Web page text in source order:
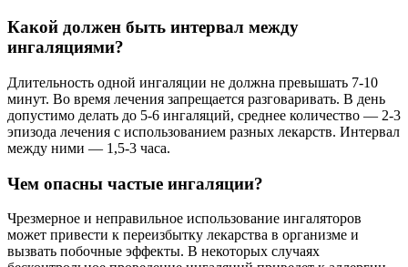
Какой должен быть интервал между
ингаляциями?
Длительность одной ингаляции не должна превышать 7-10
минут. Во время лечения запрещается разговаривать. В день
допустимо делать до 5-6 ингаляций, среднее количество — 2-3
эпизода лечения с использованием разных лекарств. Интервал
между ними — 1,5-3 часа.
Чем опасны частые ингаляции?
Чрезмерное и неправильное использование ингаляторов
может привести к переизбытку лекарства в организме и
вызвать побочные эффекты. В некоторых случаях